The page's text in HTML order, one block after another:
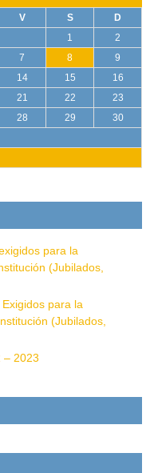
V S D
1
2
7 8
9
14 15
16
21 22
23
28 29
30
para la
(Jubilados,
para la
(Jubilados,
– 2023